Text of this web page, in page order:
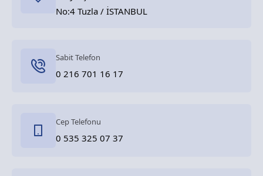
No:4 Tuzla / İSTANBUL
Sabit Telefon
0 216 701 16 17
Cep Telefonu
0 535 325 07 37